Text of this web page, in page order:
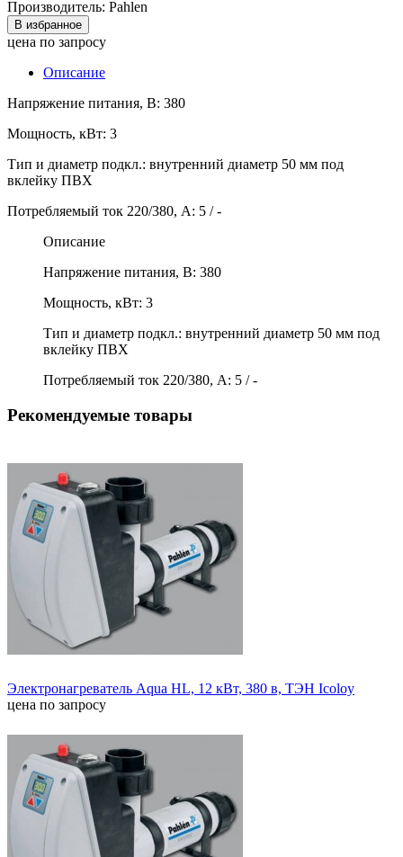
Производитель: Pahlen
В избранное
цена по запросу
Описание
Напряжение питания, В: 380
Мощность, кВт: 3
Тип и диаметр подкл.: внутренний диаметр 50 мм под
вклейку ПВХ
Потребляемый ток 220/380, А: 5 / -
Описание
Напряжение питания, В: 380
Мощность, кВт: 3
Тип и диаметр подкл.: внутренний диаметр 50 мм под
вклейку ПВХ
Потребляемый ток 220/380, А: 5 / -
Рекомендуемые товары
Электронагреватель Aqua HL, 12 кВт, 380 в, ТЭН Icoloy
цена по запросу